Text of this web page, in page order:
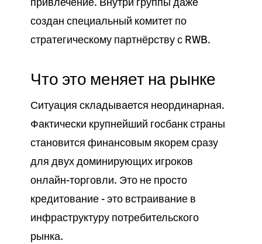
создан специальный комитет по
стратегическому партнёрству с RWB.
Что это меняет на рынке
Ситуация складывается неординарная.
Фактически крупнейший госбанк страны
становится финансовым якорем сразу
для двух доминирующих игроков
онлайн-торговли. Это не просто
кредитование - это встраивание в
инфраструктуру потребительского
рынка.